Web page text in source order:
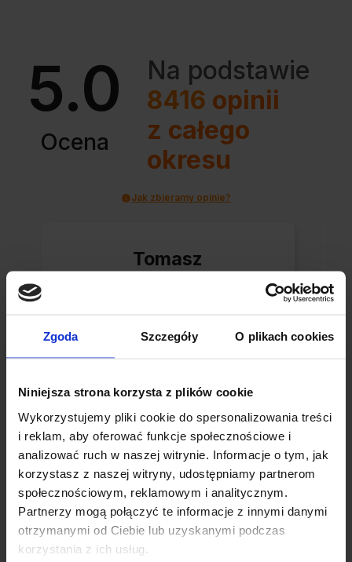
Zgoda Szczegóły O plikach cookies
Niniejsza strona korzysta z plików cookie
Wykorzystujemy pliki cookie do spersonalizowania treści
i reklam, aby oferować funkcje społecznościowe i
analizować ruch w naszej witrynie. Informacje o tym, jak
korzystasz z naszej witryny, udostępniamy partnerom
społecznościowym, reklamowym i analitycznym.
Partnerzy mogą połączyć te informacje z innymi danymi
otrzymanymi od Ciebie lub uzyskanymi podczas
korzystania z ich usług.
5.0
Ocena
Na podstawie
8416 opinii
z całego
okresu
Jak zbieramy opinie?
Tomasz
Korzystanie z ich
usług to sama
dosłownie!
Błyskawiczne nadanie,
przesyłka bardzo
starannie
zapakowana z miłym
dodatkiem:-) Jakim?
Kup u w tej firmie bo
0 0
wczoraj